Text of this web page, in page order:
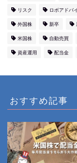
リスク ロボアドバ
外国株 新卒
米国株 自動売買
資産運用 配当金
おすすめ記事